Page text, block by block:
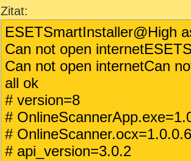
Zitat:
ESETSmartInstaller@High
Can not open
Can not open internetCan
all ok
# version=8
#
#
# api_version=3.0.2